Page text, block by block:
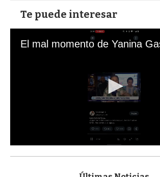
Te puede interesar
s